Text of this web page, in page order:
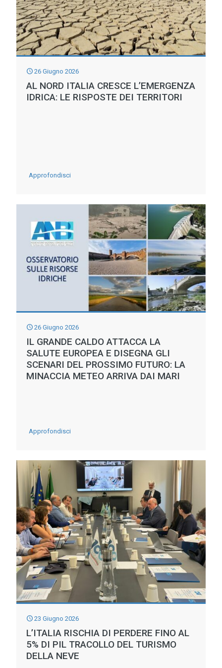
di
preallarme
26 Giugno 2026
AL NORD ITALIA CRESCE L’EMERGENZA
IDRICA: LE RISPOSTE DEI TERRITORI
Approfondisci-
NORD
CRESCE
L’EMERGENZA
IDRICA:
RISPOSTE
TERRITORI
26 Giugno 2026
IL GRANDE CALDO ATTACCA LA
SALUTE EUROPEA E DISEGNA GLI
SCENARI DEL PROSSIMO FUTURO: LA
MINACCIA METEO ARRIVA DAI MARI
Approfondisci-
GRANDE
CALDO
ATTACCA
LA
SALUTE
EUROPEA
DISEGNA
GLI
SCENARI
LA
23 Giugno 2026
L’ITALIA RISCHIA DI PERDERE FINO AL
5% DI PIL TRACOLLO DEL TURISMO
DELLA NEVE